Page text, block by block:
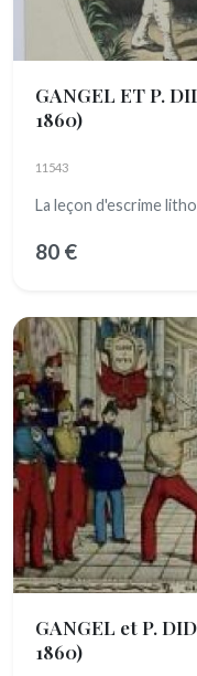
GANGEL ET P.
1860)
11543
La leçon d'escrime
80 €
GANGEL et P.
1860)